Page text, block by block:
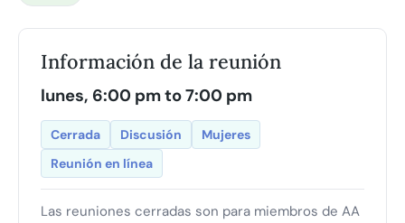
Información de la reunión
lunes, 6:00 pm to 7:00 pm
Cerrada Discusión
Mujeres
Reunión en línea
Las reuniones cerradas son para miembros de AA